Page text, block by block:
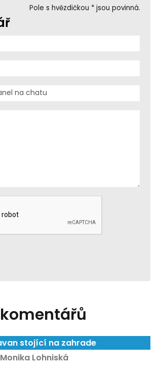
Pole s hvězdičkou * jsou povinná.
stojící na zahrade
Monika Lohniská